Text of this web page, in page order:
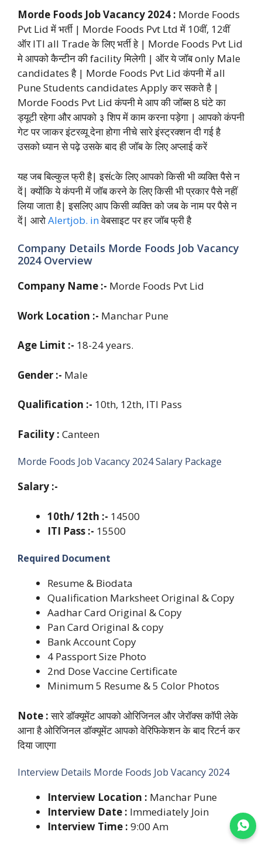
Join WhatsApp
Morde Foods Job Vacancy 2024 : Morde Foods
Pvt Lid में भर्ती | Morde Foods Pvt Ltd में 10वीं, 12वीं
ऑर ITI all Trade के लिए भर्ती हे | Morde Foods Pvt Lid
मे आपको कैन्टीन की facility मिलेगी | ऑर ये जॉब only Male
candidates है | Morde Foods Pvt Lid कंपनी में all
Pune Students candidates Apply कर सकते है |
Morde Foods Pvt Lid कंपनी मे आप की जॉब्स 8 घंटे का
ड्यूटी रहेगा और आपको ३ शिप में काम करना पड़ेगा | आपको कंपनी
गेट पर जाकर इंटरव्यू देना होगा नीचे सारे इंस्ट्रक्शन दी गई है
उसको ध्यान से पढ़े उसके बाद ही जॉब के लिए अप्लाई करें
यह जब बिल्कुल फ्री है| इसंcके लिए आपको किसी भी व्यक्ति पैसे न
दें| क्योंकि ये कंपनी में जॉब करने के लिए किसी भी प्रकार पैसे नहीं
लिया जाता है| इसलिए आप किसी व्यक्ति को जब के नाम पर पैसे न
दें| आरोAlertjob. inवेबसाइट पर हर जॉब फ्री है
Company Details Morde Foods Job Vacancy
2024 Overview
Company Name :- Morde Foods Pvt Lid
Work Location :- Manchar Pune
Age Limit :- 18-24‎ years.
Gender :- Male
Qualification :- 10th, 12th, ITI Pass
Facility : Canteen
Morde Foods Job Vacancy 2024 Salary Package
Salary :-
10th/ 12th :- 14500
ITI Pass :- 15500
Required Document
Resume & Biodata
Qualification Marksheet Original & Copy
Aadhar Card Original & Copy
Pan Card Original & copy
Bank Account Copy
4 Passport Size Photo
2nd Dose Vaccine Certificate
Minimum 5 Resume & 5 Color Photos
Note :सारे डॉक्यूमेंट आपको ओरिजिनल और जेरॉक्स कॉपी लेके
आना है ओरिजिनल डॉक्यूमेंट आपको वेरिफिकेशन के बाद रिटर्न कर
दिया जाएगा
Interview Details Morde Foods Job Vacancy 2024
Interview Location : Manchar Pune
Interview Date : Immediately Join
Interview Time : 9:00 Am